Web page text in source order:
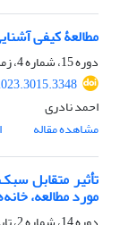
مطالعۀ کیفی
دوره 15، شماره 4، زمستان 1401، صفحه
احمد نادری
مشاهده مقاله
تأثیر متقابل
مورد مطالعه،